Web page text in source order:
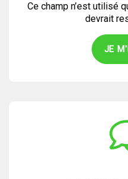
Ce champ n’est utilisé
devrait